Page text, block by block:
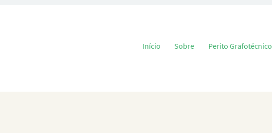
Pular para o conteúdo
Início Sobre Perito Grafotécnico